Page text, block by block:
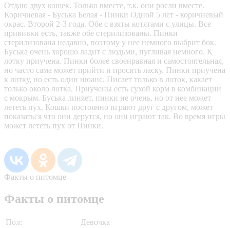
Отдаю двух кошек. Только вместе, т.к. они росли вместе.
Коричневая - Буська Белая - Пинки Одной 5 лет - коричневый
окрас. Второй 2-3 года. Обе с взяты котятами с улицы. Все
прививки есть, также обе стерилизованы. Пинки
стерилизована недавно, поэтому у нее немного выбрит бок.
Буська очень хорошо ладит с людьми, пугливая немного. К
лотку приучена. Пинки более своенравная и самостоятельная,
но часто сама может прийти и просить ласку. Пинки приучена
к лотку, но есть один нюанс. Писает только в лоток, какает
только около лотка. Приучены есть сухой корм в комбинации
с мокрым. Буська линяет, пинки не очень, но от нее может
лететь пух. Кошки постоянно играют друг с другом, может
показаться что они дерутся, но они играют так. Во время игры
может лететь пух от Пинки.
Факты о питомце
Факты о питомце
Пол:
Девочка